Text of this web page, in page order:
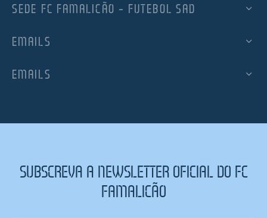
SEDE FC FAMALICÃO – FUTEBOL SAD
EMAILS
EMAILS
SUBSCREVA A NEWSLETTER OFICIAL DO FC
FAMALICÃO